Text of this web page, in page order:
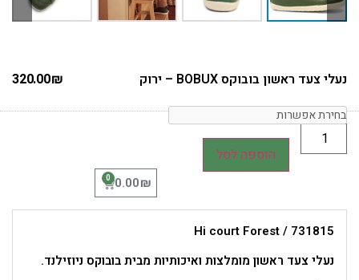
נעלי צעד ראשון בובוקס BOBUX – ירוק 320.00₪
הוספה לסל
0.00₪
0
Hi court Forest / 731815
נעלי צעד ראשון מומלצות ואיכותיות מבית בובוקס ניוזילנד.